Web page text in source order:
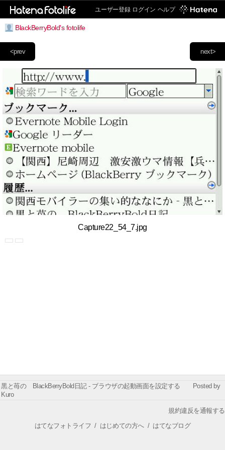
ユーザー登録 ログイン ヘルプ
BlackBerryBold's fotolife
next>
<prev
Capture22_54_7.jpg
黒と苺の BlackBerryBold日記 - ブラウザの起動画面を設定する Posted by
Kuro
規約違反を通報する
はてなフォトライフ / はじめての方へ/ はてなブログ